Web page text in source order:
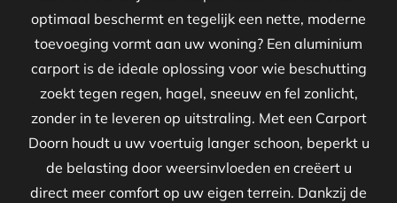
optimaal beschermt en tegelijk een nette, moderne
toevoeging vormt aan uw woning? Een aluminium
carport is de ideale oplossing voor wie beschutting
zoekt tegen regen, hagel, sneeuw en fel zonlicht,
zonder in te leveren op uitstraling. Met een Carport
Doorn houdt u uw voertuig langer schoon, beperkt u
de belasting door weersinvloeden en creëert u
direct meer comfort op uw eigen terrein. Dankzij de